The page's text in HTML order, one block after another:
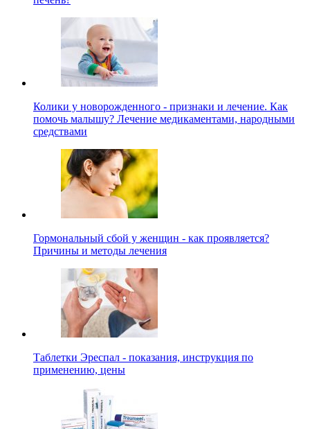
Колики у новорожденного - признаки и лечение. Как
помочь малышу? Лечение медикаментами, народными
средствами
Гормональный сбой у женщин - как проявляется?
Причины и методы лечения
Таблетки Эреспал - показания, инструкция по
применению, цены